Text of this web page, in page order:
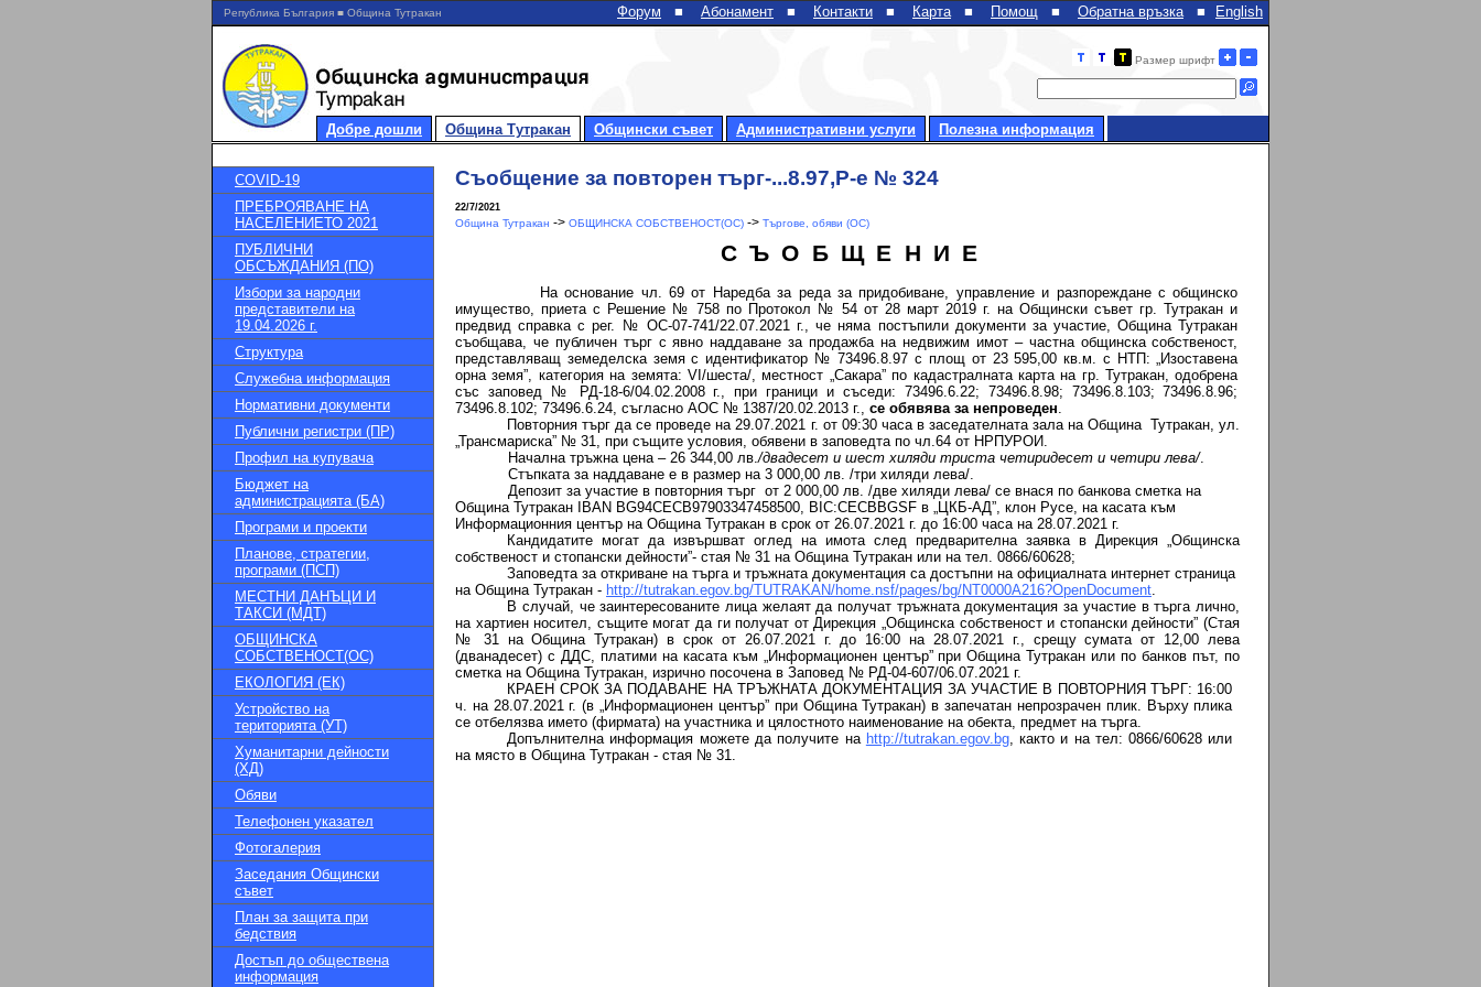
Република България ■ Община Тутракан English
Форум ■ Абонамент ■ Контакти ■ Карта ■ Помощ ■ Обратна връзка ■
Размер шрифт
Добре дошли Община Тутракан Общински съвет Административни услуги Полезна информация
COVID-19
ПРЕБРОЯВАНЕ НА
НАСЕЛЕНИЕТО 2021
ПУБЛИЧНИ
ОБСЪЖДАНИЯ (ПО)
Избори за народни
представители на
19.04.2026 г.
Структура
Служебна информация
Нормативни документи
Публични регистри (ПР)
Профил на купувача
Бюджет на
администрацията (БА)
Програми и проекти
Планове, стратегии,
програми (ПСП)
МЕСТНИ ДАНЪЦИ И
ТАКСИ (МДТ)
ОБЩИНСКА
СОБСТВЕНОСТ(ОС)
ЕКОЛОГИЯ (ЕК)
Устройство на
територията (УТ)
Хуманитарни дейности
(ХД)
Обяви
Телефонен указател
Фотогалерия
Заседания Общински
съвет
План за защита при
бедствия
Достъп до обществена
информация
Съобщение за повторен търг-...8.97,Р-е № 324
22/7/2021
Община Тутракан -> ОБЩИНСКА СОБСТВЕНОСТ(ОС) -> Търгове, обяви (ОС)
С Ъ О Б Щ Е Н И Е
На основание чл. 69 от Наредба за реда за придобиване, управление и разпореждане с общинско
имущество, приета с Решение № 758 по Протокол № 54 от 28 март 2019 г. на Общински съвет гр. Тутракан и
предвид справка с рег. № ОС-07-741/22.07.2021 г., че няма постъпили документи за участие, Община Тутракан
съобщава, че публичен търг с явно наддаване за продажба на недвижим имот – частна общинска собственост,
представляващ земеделска земя с идентификатор № 73496.8.97 с площ от 23 595,00 кв.м. с НТП: „Изоставена
орна земя”, категория на земята: VІ/шеста/, местност „Сакара” по кадастралната карта на гр. Тутракан, одобрена
със заповед № РД-18-6/04.02.2008 г., при граници и съседи: 73496.6.22; 73496.8.98; 73496.8.103; 73496.8.96;
73496.8.102; 73496.6.24, съгласно АОС № 1387/20.02.2013 г., се обявява за непроведен.
Повторния търг да се проведе на 29.07.2021 г. от 09:30 часа в заседателната зала на Община Тутракан, ул.
„Трансмариска” № 31, при същите условия, обявени в заповедта по чл.64 от НРПУРОИ.
Начална тръжна цена – 26 344,00 лв./двадесет и шест хиляди триста четиридесет и четири лева/.
Стъпката за наддаване е в размер на 3 000,00 лв. /три хиляди лева/.
Депозит за участие в повторния търг от 2 000,00 лв. /две хиляди лева/ се внася по банкова сметка на
Община Тутракан IBAN BG94СЕСB97903347458500, BIC:CECBBGSF в „ЦКБ-АД”, клон Русе, на касата към
Информационния център на Община Тутракан в срок от 26.07.2021 г. до 16:00 часа на 28.07.2021 г.
Кандидатитемогат да извършват оглед на имота след предварителна заявка в Дирекция „Общинска
собственост и стопански дейности”- стая № 31 на Община Тутракан или на тел. 0866/60628;
Заповедта за откриване на търга и тръжната документация са достъпни на официалната интернет страница
на Община Тутракан - http://tutrakan.egov.bg/TUTRAKAN/home.nsf/pages/bg/NT0000A216?OpenDocument.
В случай, че заинтересованите лица желаят да получат тръжната документация за участие в търга лично,
на хартиен носител, същите могат да ги получат отДирекция „Общинска собственост и стопански дейности” (Стая
№ 31 на Община Тутракан) в срок от 26.07.2021 г. до 16:00 на 28.07.2021 г., срещу сумата от 12,00 лева
(дванадесет) с ДДС, платими на касата към „Информационен център” при Община Тутракан или по банков път, по
сметка на Община Тутракан, изрично посочена в Заповед № РД-04-607/06.07.2021 г.
КРАЕН СРОК ЗА ПОДАВАНЕ НА ТРЪЖНАТА ДОКУМЕНТАЦИЯ ЗА УЧАСТИЕ В ПОВТОРНИЯ ТЪРГ: 16:00
ч. на 28.07.2021 г. (в „Информационен център” при Община Тутракан) в запечатан непрозрачен плик. Върху плика
се отбелязва името (фирмата) на участника и цялостното наименование на обекта, предмет на търга.
Допълнителна информация можете да получите на http://tutrakan.egov.bg, както и на тел: 0866/60628 или
на място в Община Тутракан - стая № 31.